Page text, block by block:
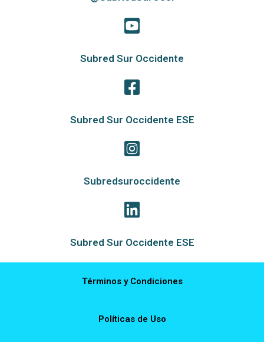
Subred Sur Occidente
Subred Sur Occidente ESE
Subredsuroccidente
Subred Sur Occidente ESE
Términos y Condiciones
Políticas de Uso